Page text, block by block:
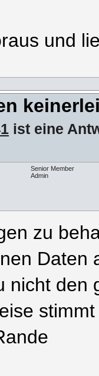
und
ist eine
Senior Member
Admin
zu
Daten
nicht den